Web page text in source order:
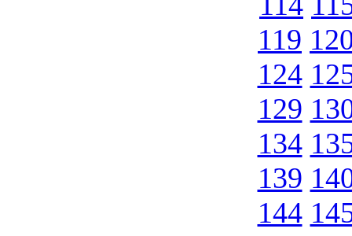
119
124
129
134
139
144